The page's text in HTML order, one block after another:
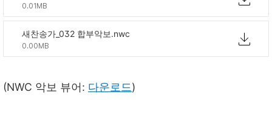
0.01MB
새찬송가_032 합부악보.nwc
0.00MB
(NWC 악보 뷰어: 다운로드)